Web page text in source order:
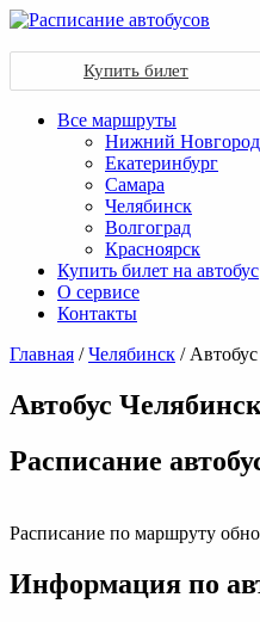
Купить билет
Все маршруты
Нижний Новгород
Екатеринбург
Самара
Челябинск
Волгоград
Красноярск
Купить билет на автобус
О сервисе
Контакты
Главная /Челябинск /
Автобус
Раcписание
Расписание по маршруту
Информация по